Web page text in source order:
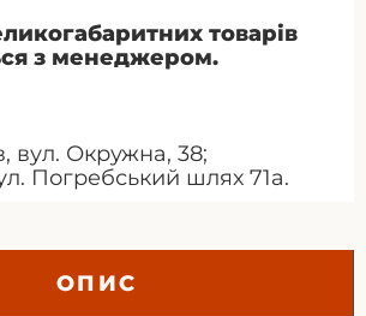
товарів
з менеджером.
вул. Окружна, 38;
Погребський шлях 71а.
ОПИС